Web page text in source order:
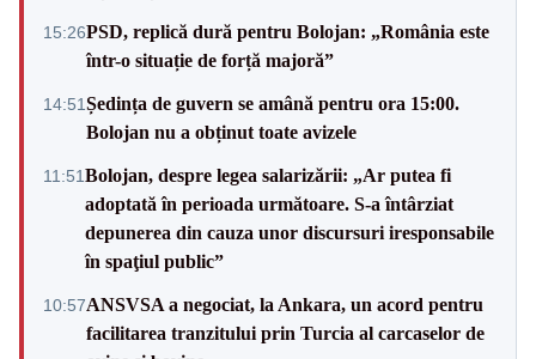
15:26PSD, replică dură pentru Bolojan: „România este
într-o situație de forță majoră”
14:51Ședința de guvern se amână pentru ora 15:00.
Bolojan nu a obținut toate avizele
11:51Bolojan, despre legea salarizării: „Ar putea fi
adoptată în perioada următoare. S-a întârziat
depunerea din cauza unor discursuri iresponsabile
în spaţiul public”
10:57ANSVSA a negociat, la Ankara, un acord pentru
facilitarea tranzitului prin Turcia al carcaselor de